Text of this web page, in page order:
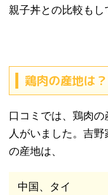
親子丼との比較もし
鶏肉の産地は？
口コミでは、鶏肉
人がいました。吉野
の産地は、
中国、タイ